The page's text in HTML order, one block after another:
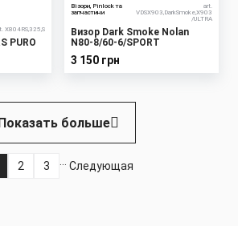
X804RS,325,S
PURO
Візори, Pinlock та
запчастини
art.
VDSX903,DarkSmoke,X903
/ULTRA
Визор Dark Smoke Nolan
N80-8/60-6/SPORT
3 150 грн
больше
Страница
2
Страница
3
Следующая
Следующая